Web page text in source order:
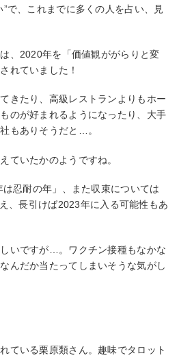
で、これまでに多くの人を占い、見
、2020年を「価値観ががらりと変
れていました！
きたり、高級レストランよりもホー
のが好まれるようになったり、大手
もありそうだと…。
ていたかのようですね。
忍耐の年」、また収束については
、長引けば2023年に入る可能性もあ
いですが…。ワクチン接種もなかな
んだか当たってしまいそうな気がし
ている栗原類さん。趣味でタロット